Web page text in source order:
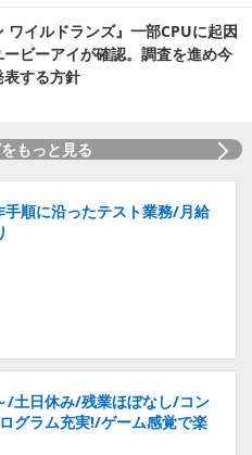
ワイルドランズ』一部CPUに起因
ビーアイが確認。調査を進め今
する方針
もっと見る
順に沿ったテスト業務/月給
/土日休み/残業ほぼなし/コン
グラム充実!/ゲーム感覚で楽